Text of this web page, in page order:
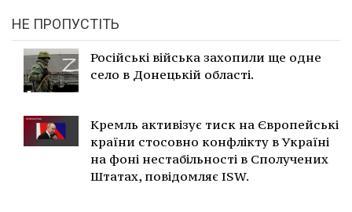
НЕ ПРОПУСТІТЬ
Російські війська захопили ще одне
село в Донецькій області.
Кремль активізує тиск на Європейські
країни стосовно конфлікту в Україні
на фоні нестабільності в Сполучених
Штатах, повідомляє ISW.